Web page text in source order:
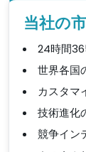
当社の
24時間
世界各国
カスタマ
技術進化
競争イン